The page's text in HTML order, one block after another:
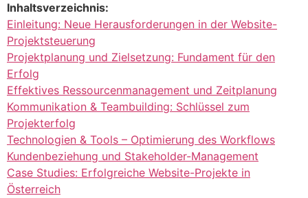
Inhaltsverzeichnis:
Einleitung: Neue Herausforderungen in der Website-
Projektsteuerung
Projektplanung und Zielsetzung: Fundament für den
Erfolg
Effektives Ressourcenmanagement und Zeitplanung
Kommunikation & Teambuilding: Schlüssel zum
Projekterfolg
Technologien & Tools – Optimierung des Workflows
Kundenbeziehung und Stakeholder-Management
Case Studies: Erfolgreiche Website-Projekte in
Österreich